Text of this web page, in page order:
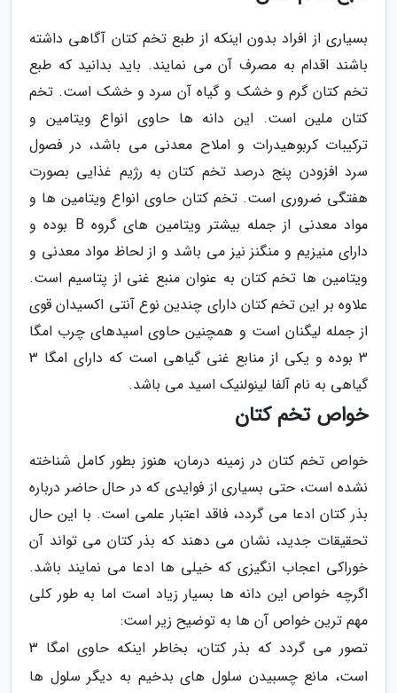
بسیاری از افراد بدون اینکه از طبع تخم کتان آگاهی داشته
باشند اقدام به مصرف آن می نمایند. باید بدانید که طبع
تخم کتان گرم و خشک و گیاه آن سرد و خشک است. تخم
کتان ملین است. این دانه ها حاوی انواع ویتامین و
ترکیبات کربوهیدرات و املاح معدنی می باشد، در فصول
سرد افزودن پنج درصد تخم کتان به رژیم غذایی بصورت
هفتگی ضروری است. تخم کتان حاوی انواع ویتامین ها و
مواد معدنی از جمله بیشتر ویتامین های گروه B بوده و
دارای منیزیم و منگنز نیز می باشد و از لحاظ مواد معدنی و
ویتامین ها تخم کتان به عنوان منبع غنی از پتاسیم است.
علاوه بر این تخم کتان دارای چندین نوع آنتی اکسیدان قوی
از جمله لیگنان است و همچنین حاوی اسیدهای چرب امگا
3 بوده و یکی از منابع غنی گیاهی است که دارای امگا 3
گیاهی به نام آلفا لینولنیک اسید می باشد.
خواص تخم کتان
خواص تخم کتان در زمینه درمان، هنوز بطور کامل شناخته
نشده است، حتی بسیاری از فوایدی که در حال حاضر درباره
بذر کتان ادعا می گردد، فاقد اعتبار علمی است. با این حال
تحقیقات جدید، نشان می دهند که بذر کتان می تواند آن
خوراکی اعجاب انگیزی که خیلی ها ادعا می نمایند باشد.
اگرچه خواص این دانه ها بسیار زیاد است اما به طور کلی
مهم ترین خواص آن ها به توضیح زیر است:
تصور می گردد که بذر کتان، بخاطر اینکه حاوی امگا 3
است، مانع چسبیدن سلول های بدخیم به دیگر سلول ها